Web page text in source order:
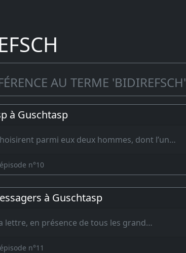
AU TERME 'BIDIREFSCH'
à Guschtasp
parmi eux deux hommes, dont l’un…
n°10
à Guschtasp
en présence de tous les grand…
n°11